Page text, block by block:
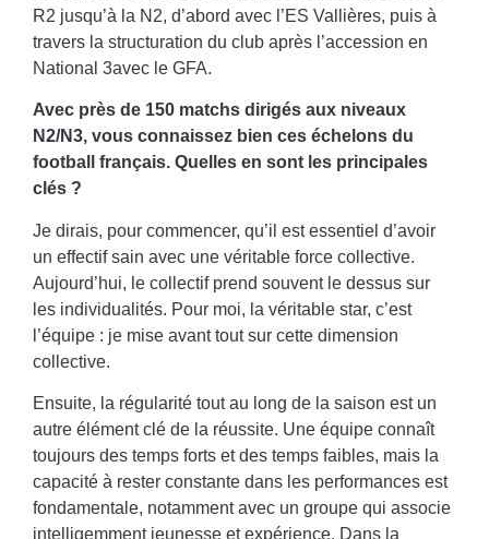
R2 jusqu’à la N2, d’abord avec l’ES Vallières, puis à
travers la structuration du club après l’accession en
National 3avec le GFA.
Avec près de 150 matchs dirigés aux niveaux
N2/N3, vous connaissez bien ces échelons du
football français. Quelles en sont les principales
clés ?
Je dirais, pour commencer, qu’il est essentiel d’avoir
un effectif sain avec une véritable force collective.
Aujourd’hui, le collectif prend souvent le dessus sur
les individualités. Pour moi, la véritable star, c’est
l’équipe : je mise avant tout sur cette dimension
collective.
Ensuite, la régularité tout au long de la saison est un
autre élément clé de la réussite. Une équipe connaît
toujours des temps forts et des temps faibles, mais la
capacité à rester constante dans les performances est
fondamentale, notamment avec un groupe qui associe
intelligemment jeunesse et expérience. Dans la